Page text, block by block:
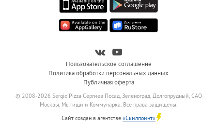
Пользовательское соглашение
Политика обработки персональных данных
Публичная оферта
© 2008-2026 Sergio Pizza Сергиев Посад, Зеленоград, Долгопрудный, САО
Москвы, Мытищи и Коммунарка. Все права защищены.
Сайт создан в агентстве «Скилпоинт»